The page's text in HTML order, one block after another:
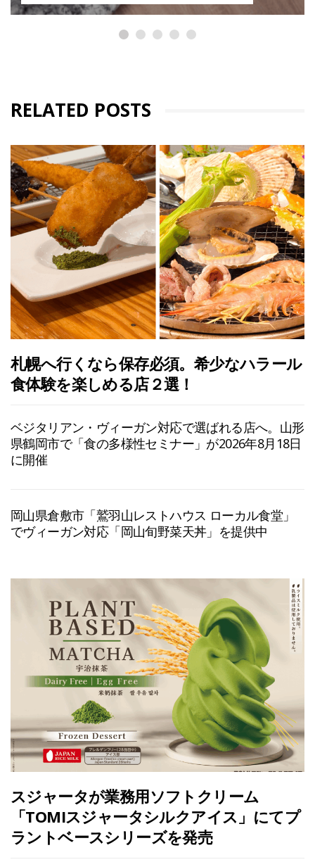
RELATED POSTS
札幌へ行くなら保存必須。希少なハラール
食体験を楽しめる店２選！
ベジタリアン・ヴィーガン対応で選ばれる店へ。山形
県鶴岡市で「食の多様性セミナー」が2026年8月18日
に開催
岡山県倉敷市「鷲羽山レストハウス ローカル食堂」
でヴィーガン対応「岡山旬野菜天丼」を提供中
スジャータが業務用ソフトクリーム
「TOMIスジャータシルクアイス」にてプ
ラントベースシリーズを発売